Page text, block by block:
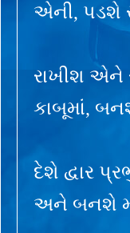
એની, પડશે
રાખીશ એને
કાબૂમાં,
દેશે દ્વાર
અને બનશે